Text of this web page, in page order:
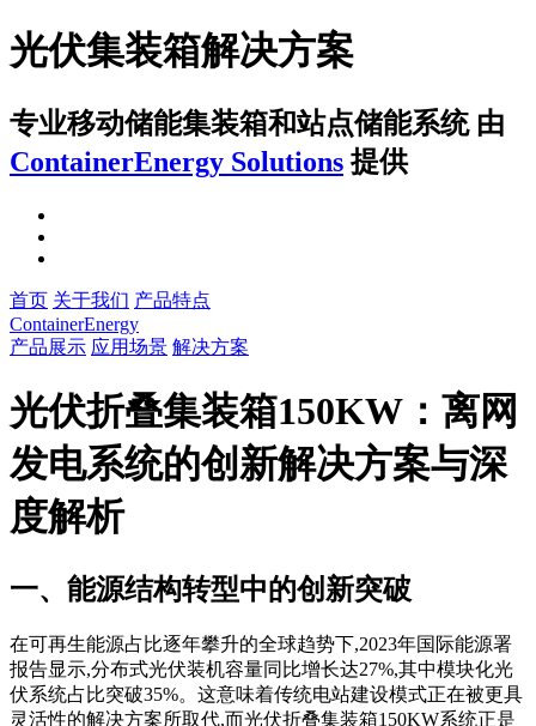
光伏集装箱解决方案
专业移动储能集装箱和站点储能系统 由
ContainerEnergy Solutions 提供
首页 关于我们 产品特点
ContainerEnergy
产品展示 应用场景 解决方案
光伏折叠集装箱150KW：离网
发电系统的创新解决方案与深
度解析
一、能源结构转型中的创新突破
在可再生能源占比逐年攀升的全球趋势下,2023年国际能源署
报告显示,分布式光伏装机容量同比增长达27%,其中模块化光
伏系统占比突破35%。这意味着传统电站建设模式正在被更具
灵活性的解决方案所取代,而光伏折叠集装箱150KW系统正是